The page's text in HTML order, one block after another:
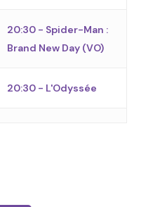
20:30 - Spider-Man :
Brand New Day (VO)
20:30 - L'Odyssée